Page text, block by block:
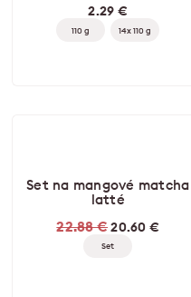
2.29 €
110 g 14x 110 g
Set na mangové matcha
latté
22.88 €20.60 €
Set